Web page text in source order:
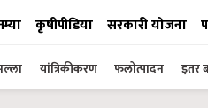
कृषीपीडिया सरकारी योजना
यांत्रिकीकरण फलोत्पादन इतर